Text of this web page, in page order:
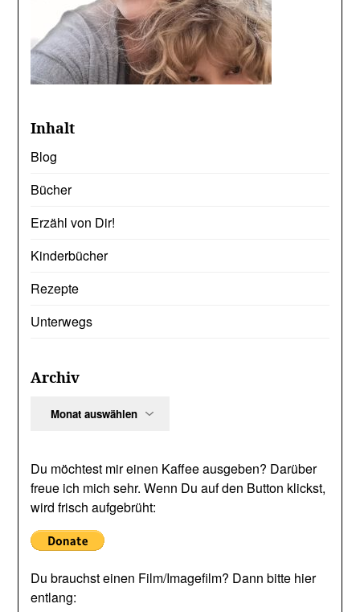
Inhalt
Blog
Bücher
Erzähl von Dir!
Kinderbücher
Rezepte
Unterwegs
Archiv
Du möchtest mir einen Kaffee ausgeben? Darüber
freue ich mich sehr. Wenn Du auf den Button klickst,
wird frisch aufgebrüht:
Du brauchst einen Film/Imagefilm? Dann bitte hier
entlang: